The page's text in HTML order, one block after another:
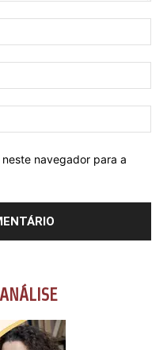
navegador para a